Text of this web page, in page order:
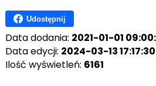
Udostępnij
Data dodania: 2021-01-01
Data edycji: 2024-03-13 17:17:30
Ilość wyświetleń: 6161